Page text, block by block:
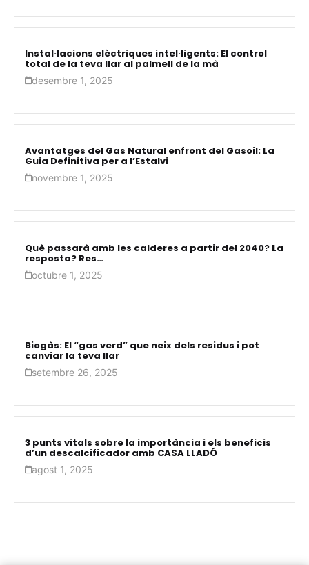
Instal·lacions elèctriques intel·ligents: El control
total de la teva llar al palmell de la mà
desembre 1, 2025
Avantatges del Gas Natural enfront del Gasoil: La
Guia Definitiva per a l’Estalvi
novembre 1, 2025
Què passarà amb les calderes a partir del 2040? La
resposta? Res…
octubre 1, 2025
Biogàs: El “gas verd” que neix dels residus i pot
canviar la teva llar
setembre 26, 2025
3 punts vitals sobre la importància i els beneficis
d’un descalcificador amb CASA LLADÓ
agost 1, 2025